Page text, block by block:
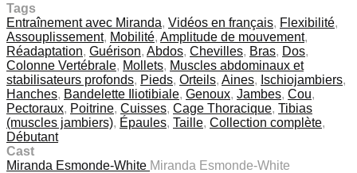
Tags
Entraînement avec Miranda, Vidéos en français, Flexibilité,
Assouplissement, Mobilité, Amplitude de mouvement,
Réadaptation, Guérison, Abdos, Chevilles, Bras, Dos,
Colonne Vertébrale, Mollets, Muscles abdominaux et
stabilisateurs profonds, Pieds, Orteils, Aines, Ischiojambiers,
Hanches, Bandelette Iliotibiale, Genoux, Jambes, Cou,
Pectoraux, Poitrine, Cuisses, Cage Thoracique, Tibias
(muscles jambiers), Épaules, Taille, Collection complète,
Débutant
Cast
Miranda Esmonde-White Miranda Esmonde-White